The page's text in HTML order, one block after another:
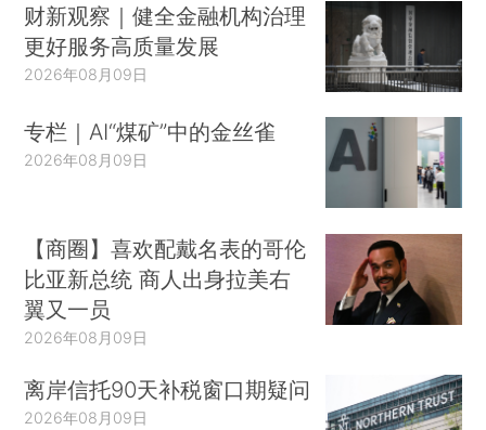
财新观察｜健全金融机构治理
更好服务高质量发展
2026年08月09日
专栏｜AI“煤矿”中的金丝雀
2026年08月09日
【商圈】喜欢配戴名表的哥伦
比亚新总统 商人出身拉美右
翼又一员
2026年08月09日
离岸信托90天补税窗口期疑问
2026年08月09日